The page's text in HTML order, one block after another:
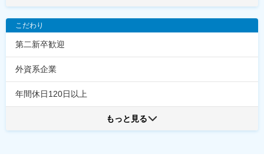
こだわり
第二新卒歓迎
外資系企業
年間休日120日以上
もっと見る